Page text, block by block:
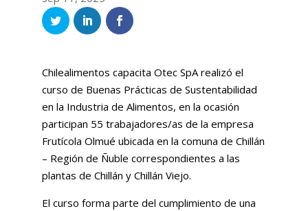
Chilealimentos capacita Otec SpA realizó el
curso de Buenas Prácticas de Sustentabilidad
en la Industria de Alimentos, en la ocasión
participan 55 trabajadores/as de la empresa
Frutícola Olmué ubicada en la comuna de Chillán
– Región de Ñuble correspondientes a las
plantas de Chillán y Chillán Viejo.
El curso forma parte del cumplimiento de una